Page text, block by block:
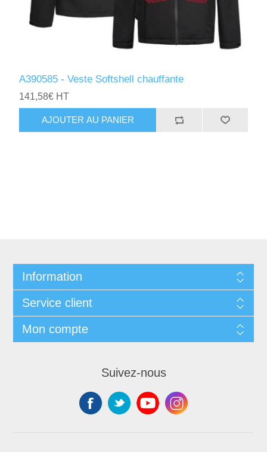
A390585 - Veste Softshell chauffante
141,58€ HT
AJOUTER AU PANIER
Information
Service client
Mon compte
Suivez-nous